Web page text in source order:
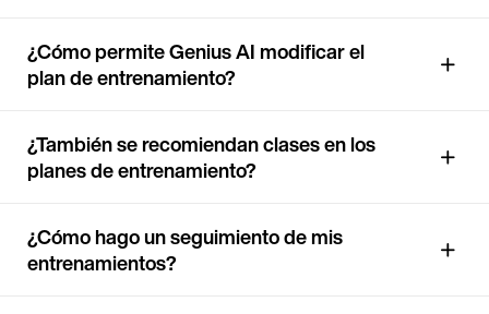
¿Cómo permite Genius AI modificar el
plan de entrenamiento?
¿También se recomiendan clases en los
planes de entrenamiento?
¿Cómo hago un seguimiento de mis
entrenamientos?